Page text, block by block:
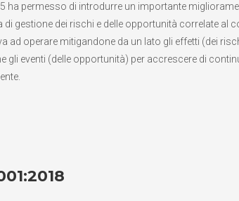
ha permesso di introdurre un importante
gestione dei rischi e delle opportunità correlate al
ad operare mitigandone da un lato gli effetti (dei
gli eventi (delle opportunità) per accrescere di